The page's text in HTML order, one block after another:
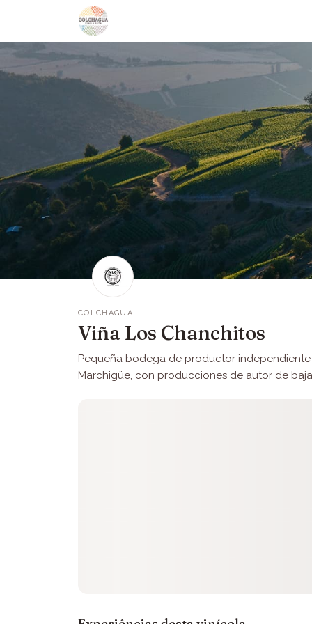
COLCHAGUA
Viña Los Chanchitos
Pequeña bodega de productor
Marchigüe, con producciones de autor de